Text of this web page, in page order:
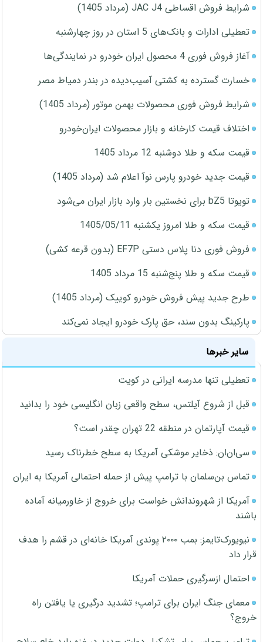
شرایط فروش اقساطی JAC J4 (مرداد 1405)
تعطیلی ادارات و بانک‌های 5 استان در روز چهارشنبه
آغاز فروش فوری 4 محصول ایران خودرو در نمایندگی‌ها
خسارت گسترده به کشتی آسیب‌دیده در بندر دمیاط مصر
شرایط فروش فوری محصولات بهمن موتور (مرداد 1405)
اختلاف قیمت کارخانه و بازار محصولات ایران‌خودرو
قیمت سکه و طلا دوشنبه 12 مرداد 1405
قیمت جدید خودرو پارس نوآ اعلام شد (مرداد 1405)
تویوتا bZ5 برای نخستین بار وارد بازار ایران می‌شود
قیمت سکه و طلا امروز یکشنبه 1405/05/11
فروش فوری دنا پلاس دستی EF7P (بدون قرعه کشی)
قیمت سکه و طلا پنج‌شنبه 15 مرداد 1405
طرح جدید پیش فروش خودرو کوییک (مرداد 1405)
پارکینگ بدون سند، حق پارک خودرو ایجاد نمی‌کند
سایر خبرها
تعطیلی تنها مدرسه ایرانی در کویت
قبل از شروع آیلتس، سطح واقعی زبان انگلیسی خود را بدانید
قیمت آپارتمان در منطقه 22 تهران چقدر است؟
سی‌ان‌ان: ذخایر موشکی آمریکا به سطح خطرناک رسید
تماس بن‌سلمان با ترامپ پیش از حمله احتمالی آمریکا به ایران
آمریکا از شهروندانش خواست برای خروج از خاورمیانه آماده
باشند
نیویورک‌تایمز: بمب ۲۰۰۰ پوندی آمریکا خانه‌ای در قشم را هدف
قرار داد
احتمال ازسرگیری حملات آمریکا
معمای جنگ ایران برای ترامپ؛ تشدید درگیری یا یافتن راه
خروج؟